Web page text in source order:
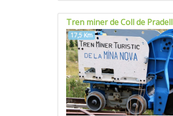
Tren miner de Coll de Pradell
17,5 Km